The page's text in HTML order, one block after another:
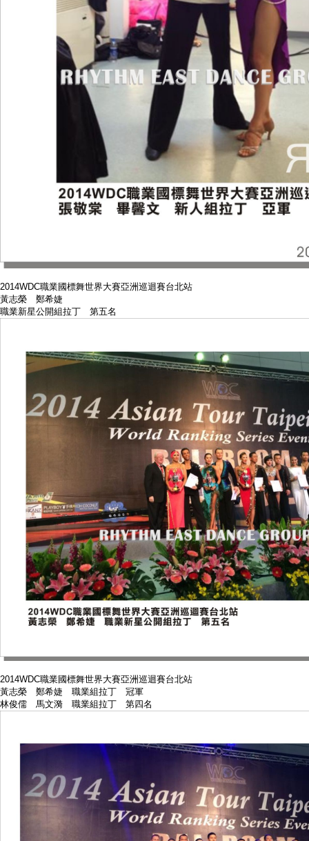
2014WDC職業國標舞世界大賽亞洲巡迴賽台北站
黃志榮 鄭希婕
職業新星公開組拉丁 第五名
2014WDC職業國標舞世界大賽亞洲巡迴賽台北站
黃志榮 鄭希婕 職業組拉丁 冠軍
林俊儒 馬文漪 職業組拉丁 第四名